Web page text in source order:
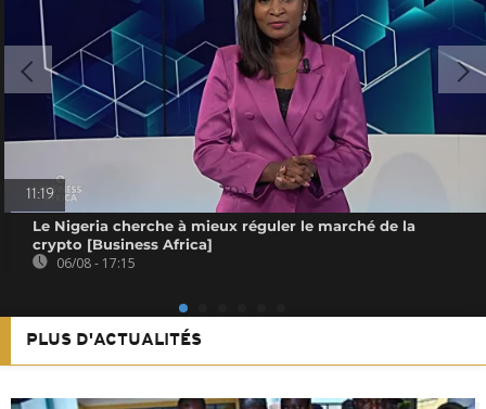
11:19
Le Nigeria cherche à mieux réguler le marché de la
crypto [Business Africa]
06/08 - 17:15
PLUS D'ACTUALITÉS